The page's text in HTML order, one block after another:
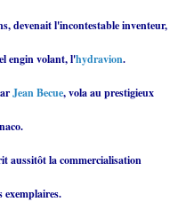
devenait l'incontestable inventeur,
engin volant, l'hydravion.
Jean Becue, vola au prestigieux
aussitôt la commercialisation
exemplaires.